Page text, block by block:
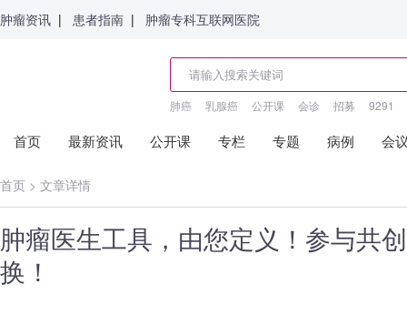
肿瘤资讯 | 患者指南 | 肿瘤专科互联网医院
肺癌 乳腺癌 公开课 会诊 招募 9291
首页 最新资讯 公开课 专栏 专题 病例 会
首页 > 文章详情
肿瘤医生工具，由您定义！参与共
换！